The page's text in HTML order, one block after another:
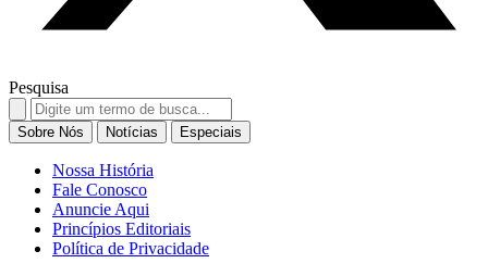
Pesquisa
Search
for:
Sobre Nós Notícias Especiais
Nossa História
Fale Conosco
Anuncie Aqui
Princípios Editoriais
Política de Privacidade